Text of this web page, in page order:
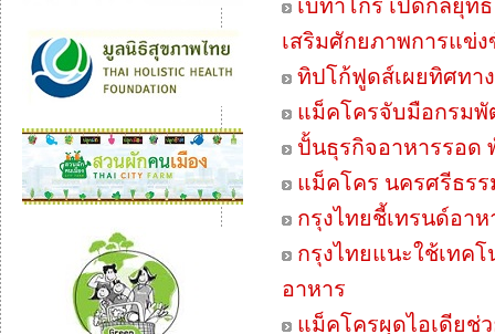
เบทาโกร เปิดกลยุท
เสริมศักยภาพการแข่
ทิปโก้ฟูดส์เผยทิศทา
แม็คโครจับมือกรมพั
ปั้นธุรกิจอาหารรอด
แม็คโคร นครศรีธร
กรุงไทยชี้เทรนด์อา
กรุงไทยแนะใช้เทค
อาหาร
แม็คโครผุดไอเดียช่